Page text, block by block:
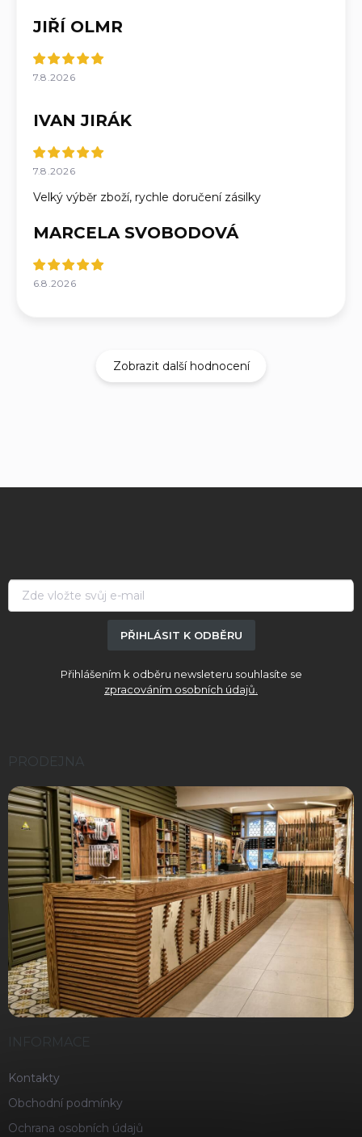
JIŘÍ OLMR
7.8.2026
IVAN JIRÁK
7.8.2026
Velký výběr zboží, rychle doručení zásilky
MARCELA SVOBODOVÁ
6.8.2026
Zobrazit další hodnocení
PŘIHLÁSIT K ODBĚRU
Přihlášením k odběru newsleteru souhlasíte se
zpracováním osobních údajů.
PRODEJNA
Kontakty
Obchodní podmínky
Ochrana osobních údajů